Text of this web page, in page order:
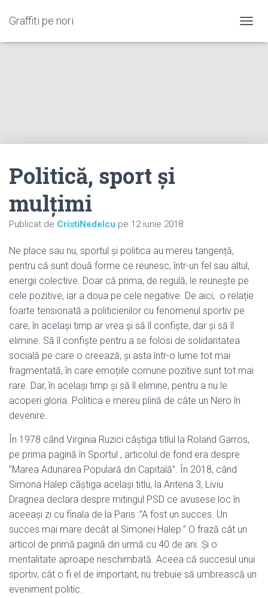
Graffiti pe nori
O
G
Politică, sport și
mulțimi
Publicat de CristiNedelcu pe 12 iunie 2018
Ne place sau nu, sportul și politica au mereu tangență,
pentru că sunt două forme ce reunesc, într-un fel sau altul,
energii colective. Doar că prima, de regulă, le reunește pe
cele pozitive, iar a doua pe cele negative. De aici, o relație
foarte tensionată a politicienilor cu fenomenul sportiv pe
care, în același timp ar vrea și să îl confiște, dar și să îl
elimine. Să îl confiște pentru a se folosi de solidaritatea
socială pe care o creează, și asta într-o lume tot mai
fragmentată, în care emoțiile comune pozitive sunt tot mai
rare. Dar, în același timp și să îl elimine, pentru a nu le
acoperi gloria. Politica e mereu plină de câte un Nero în
devenire.
În 1978 când Virginia Ruzici câștiga titlul la Roland Garros,
pe prima pagină în Sportul , articolul de fond era despre
”Marea Adunarea Populară din Capitală”. În 2018, când
Simona Halep câștiga același titlu, la Antena 3, Liviu
Dragnea declara despre mitingul PSD ce avusese loc în
aceeași zi cu finala de la Paris :”A fost un succes. Un
succes mai mare decât al Simonei Halep.” O frază cât un
articol de primă pagină din urmă cu 40 de ani. Și o
mentalitate aproape neschimbată. Aceea că succesul unui
sportiv, cât o fi el de important, nu trebuie să umbrească un
eveniment politic.